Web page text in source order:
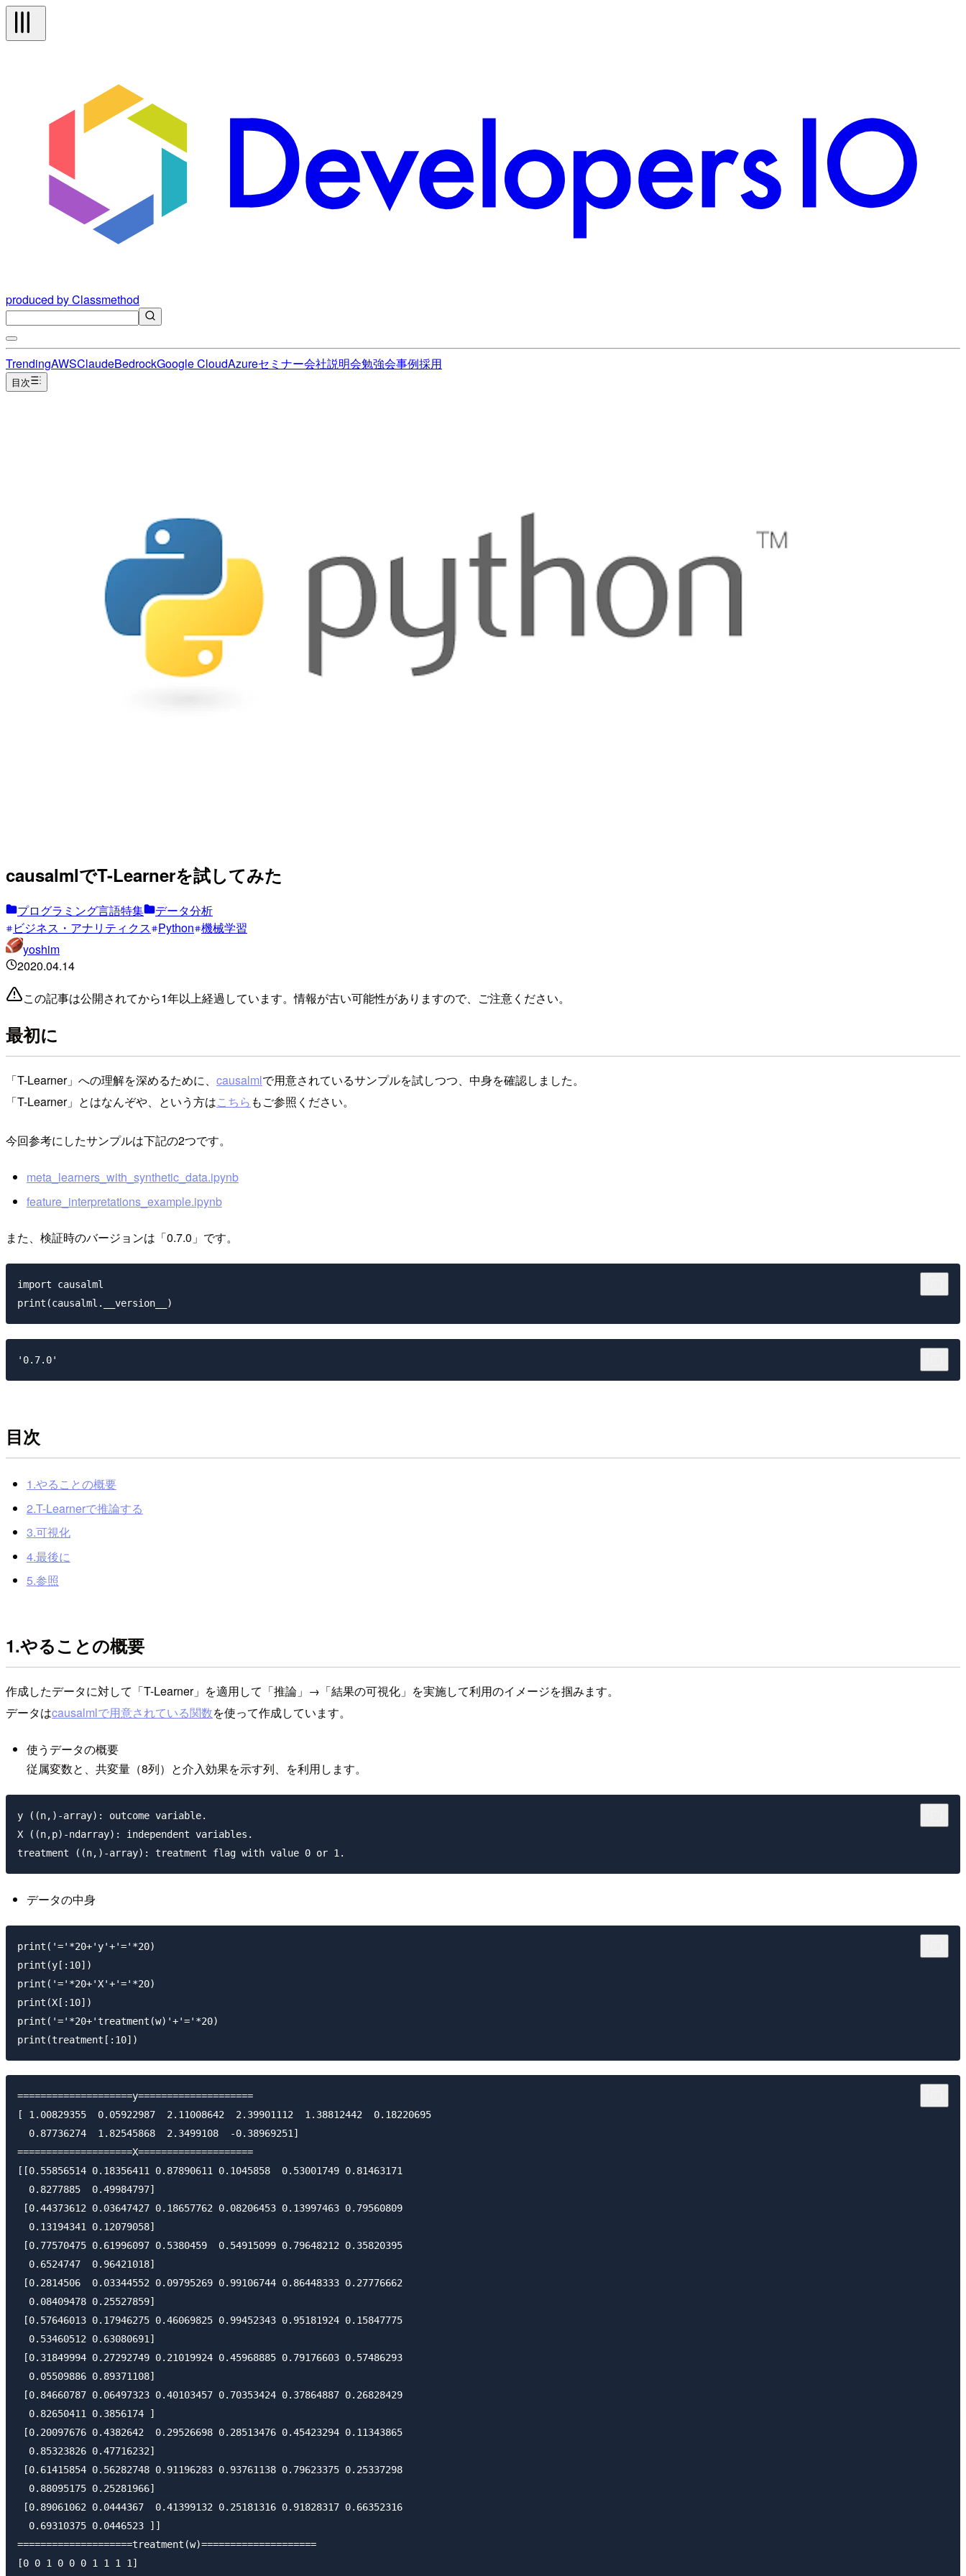
produced by Classmethod
TrendingAWSClaudeBedrockGoogle CloudAzureセミナー会社説明会勉強会事例採用
目次
causalmlでT-Learnerを試してみた
プログラミング言語特集
データ分析
ビジネス・アナリティクス Python 機械学習
yoshim
2020.04.14
この記事は公開されてから1年以上経過しています。情報が古い可能性がありますので、ご注意ください。
最初に
「T-Learner」への理解を深めるために、 causalmlで用意されているサンプルを試しつつ、中身を確認しました。
「T-Learner」とはなんぞや、という方はこちら もご参照ください。
今回参考にしたサンプルは下記の2つです。
meta_learners_with_synthetic_data.ipynb
feature_interpretations_example.ipynb
また、検証時のバージョンは「0.7.0」です。
import causalml
目次
1.やることの概要
2.T-Learnerで推論する
3.可視化
4.最後に
5.参照
1.やることの概要
作成したデータに対して「T-Learner」を適用して「推論」→「結果の可視化」を実施して利用のイメージを掴みます。
データはcausalmlで用意されている関数を使って作成しています。
使うデータの概要
従属変数と、共変量（8列）と介入効果を示す列、を利用します。
y ((n,)-array): outcome variable.
X ((n,p)-ndarray): independent variables.
データの中身
print('='*20+'y'+'='*20)
print(y[:10])
print('='*20+'X'+'='*20)
print(X[:10])
print('='*20+'treatment(w)'+'='*20)
====================y====================
[ 1.00829355  0.05922987  2.11008642  2.39901112  1.38812442  0.18220695
  0.87736274  1.82545868  2.3499108  -0.38969251]
====================X====================
[[0.55856514 0.18356411 0.87890611 0.1045858  0.53001749 0.81463171
  0.8277885  0.49984797]
[0.44373612 0.03647427 0.18657762 0.08206453 0.13997463 0.79560809
  0.13194341 0.12079058]
[0.77570475 0.61996097 0.5380459  0.54915099 0.79648212 0.35820395
  0.6524747  0.96421018]
[0.2814506  0.03344552 0.09795269 0.99106744 0.86448333 0.27776662
  0.08409478 0.25527859]
[0.57646013 0.17946275 0.46069825 0.99452343 0.95181924 0.15847775
  0.53460512 0.63080691]
[0.31849994 0.27292749 0.21019924 0.45968885 0.79176603 0.57486293
  0.05509886 0.89371108]
[0.84660787 0.06497323 0.40103457 0.70353424 0.37864887 0.26828429
  0.82650411 0.3856174 ]
[0.20097676 0.4382642  0.29526698 0.28513476 0.45423294 0.11343865
  0.85323826 0.47716232]
[0.61415854 0.56282748 0.91196283 0.93761138 0.79623375 0.25337298
  0.88095175 0.25281966]
[0.89061062 0.0444367  0.41399132 0.25181316 0.91828317 0.66352316
  0.69310375 0.0446523 ]]
====================treatment(w)====================